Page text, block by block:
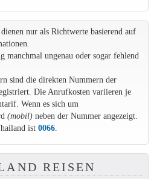
nur als Richtwerte basierend auf
manchmal ungenau oder sogar fehlend
sind die direkten Nummern der
Die Anrufkosten variieren je
Wenn es sich um
(mobil)neben der Nummer angezeigt.
ist 0066.
REISEN